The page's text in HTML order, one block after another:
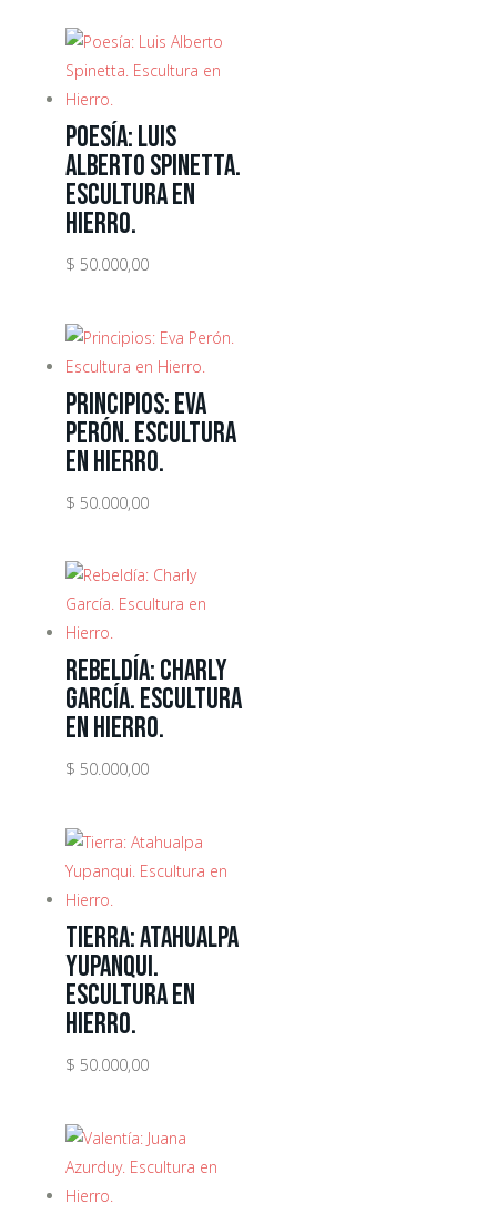
Poesía: Luis
Alberto Spinetta.
Escultura en
Hierro.
$ 50.000,00
Principios: Eva
Perón. Escultura
en Hierro.
$ 50.000,00
Rebeldía: Charly
García. Escultura
en Hierro.
$ 50.000,00
Tierra: Atahualpa
Yupanqui.
Escultura en
Hierro.
$ 50.000,00